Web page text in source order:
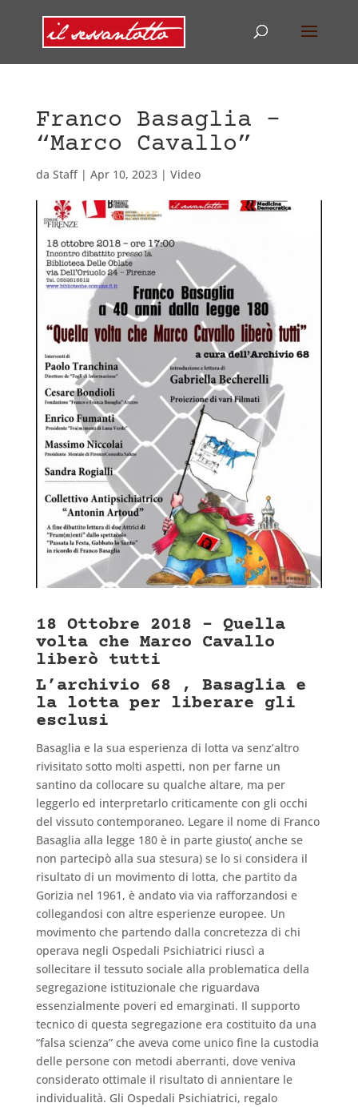
Franco Basaglia –
“Marco Cavallo”
da Staff| Apr 10, 2023| Video
18 Ottobre 2018 – Quella
volta che Marco Cavallo
liberò tutti
L’archivio 68 , Basaglia e
la lotta per liberare gli
esclusi
Basaglia e la sua esperienza di lotta va senz’altro
rivisitato sotto molti aspetti, non per farne un
santino da collocare su qualche altare, ma per
leggerlo ed interpretarlo criticamente con gli occhi
del vissuto contemporaneo. Legare il nome di Franco
Basaglia alla legge 180 è in parte giusto( anche se
non partecipò alla sua stesura) se lo si considera il
risultato di un movimento di lotta, che partito da
Gorizia nel 1961, è andato via via rafforzandosi e
collegandosi con altre esperienze europee. Un
movimento che partendo dalla concretezza di chi
operava negli Ospedali Psichiatrici riuscì a
sollecitare il tessuto sociale alla problematica della
segregazione istituzionale che riguardava
essenzialmente poveri ed emarginati. Il supporto
tecnico di questa segregazione era costituito da una
“falsa scienza” che aveva come unico fine la custodia
delle persone con metodi aberranti, dove veniva
considerato ottimale il risultato di annientare le
individualità. Gli Ospedali Psichiatrici, regalo